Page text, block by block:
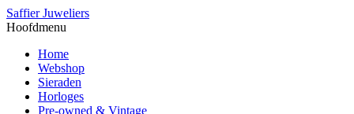
Saffier Juweliers
Hoofdmenu
Home
Webshop
Sieraden
Horloges
Pre-owned & Vintage